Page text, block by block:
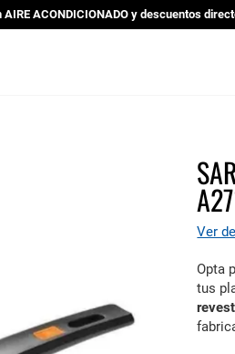
ACONDICIONADO y descuentos
Ver
Opta
tus